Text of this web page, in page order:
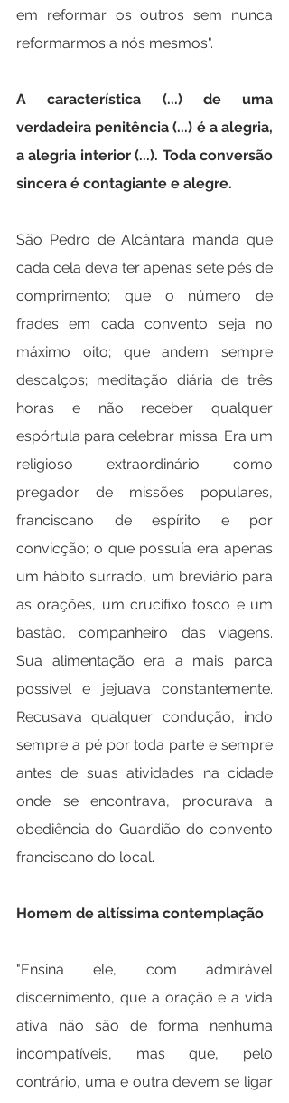
em reformar os outros sem nunca
reformarmos a nós mesmos".
A característica (...) de uma
verdadeira penitência (...) é a alegria,
a alegria interior (...). Toda conversão
sincera é contagiante e alegre.
São Pedro de Alcântara manda que
cada cela deva ter apenas sete pés de
comprimento; que o número de
frades em cada convento seja no
máximo oito; que andem sempre
descalços; meditação diária de três
horas e não receber qualquer
espórtula para celebrar missa. Era um
religioso extraordinário como
pregador de missões populares,
franciscano de espírito e por
convicção; o que possuía era apenas
um hábito surrado, um breviário para
as orações, um crucifixo tosco e um
bastão, companheiro das viagens.
Sua alimentação era a mais parca
possível e jejuava constantemente.
Recusava qualquer condução, indo
sempre a pé por toda parte e sempre
antes de suas atividades na cidade
onde se encontrava, procurava a
obediência do Guardião do convento
franciscano do local.
Homem de altíssima contemplação
"Ensina ele, com admirável
discernimento, que a oração e a vida
ativa não são de forma nenhuma
incompatíveis, mas que, pelo
contrário, uma e outra devem se ligar